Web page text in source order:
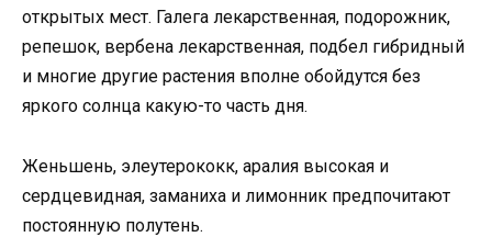
открытых мест. Галега лекарственная, подорожник,
репешок, вербена лекарственная, подбел гибридный
и многие другие растения вполне обойдутся без
яркого солнца какую-то часть дня.
Женьшень, элеутерококк, аралия высокая и
сердцевидная, заманиха и лимонник предпочитают
постоянную полутень.